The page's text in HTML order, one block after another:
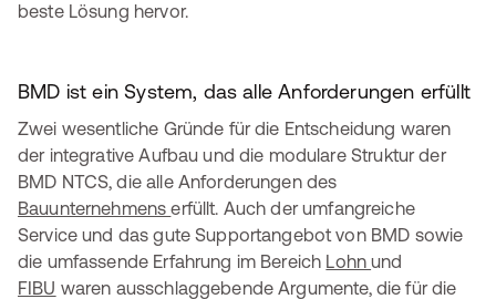
beste Lösung hervor.
BMD ist ein System, das alle Anforderungen erfüllt
Zwei wesentliche Gründe für die Entscheidung waren
der integrative Aufbau und die modulare Struktur der
BMD NTCS, die alle Anforderungen des
Bauunternehmenserfüllt. Auch der umfangreiche
Service und das gute Supportangebot von BMD sowie
die umfassende Erfahrung im Bereich Lohnund
FIBU waren ausschlaggebende Argumente, die für die